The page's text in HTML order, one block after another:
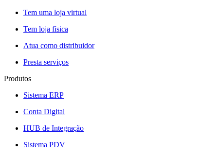
Tem uma loja virtual
Tem loja física
Atua como distribuidor
Presta serviços
Produtos
Sistema ERP
Conta Digital
HUB de Integração
Sistema PDV